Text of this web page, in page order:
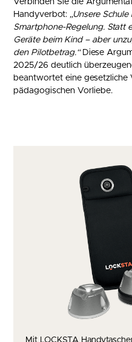
Verbinden Sie die
Handyverbot: „Unsere
Smartphone-Regelung. Statt
Geräte beim Kind – aber
den Pilotbetrag.“Diese
2025/26 deutlich
beantwortet eine gesetzliche
pädagogischen Vorliebe.
Mit LOCKSTA